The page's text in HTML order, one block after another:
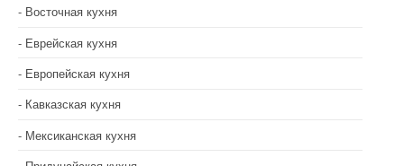
Восточная кухня
Еврейская кухня
Европейская кухня
Кавказская кухня
Мексиканская кухня